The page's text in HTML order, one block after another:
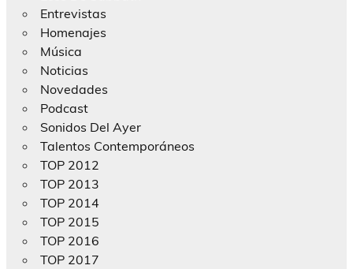
Entrevistas
Homenajes
Música
Noticias
Novedades
Podcast
Sonidos Del Ayer
Talentos Contemporáneos
TOP 2012
TOP 2013
TOP 2014
TOP 2015
TOP 2016
TOP 2017